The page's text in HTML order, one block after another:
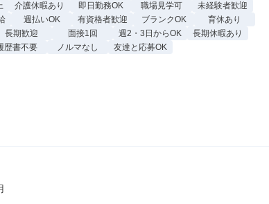
介護休暇あり 即日勤務OK 職場見学可
未経験者歓迎
週払いOK 有資格者歓迎 ブランクOK
育休あり
長期歓迎 面接1回 週2・3日からOK
長期休暇あり
歴書不要 ノルマなし 友達と応募OK